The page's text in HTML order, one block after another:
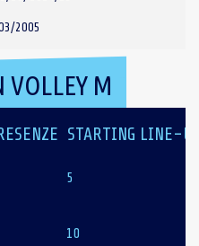
2005
VOLLEY M
STARTING LINE-
5
10